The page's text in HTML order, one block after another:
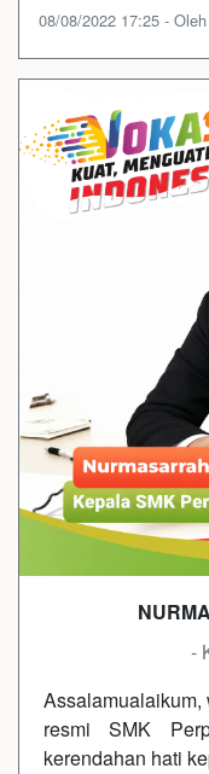
08/08/2022 17:25 -
-
Assalamualaikum,
resmi SMK
kerendahan hati